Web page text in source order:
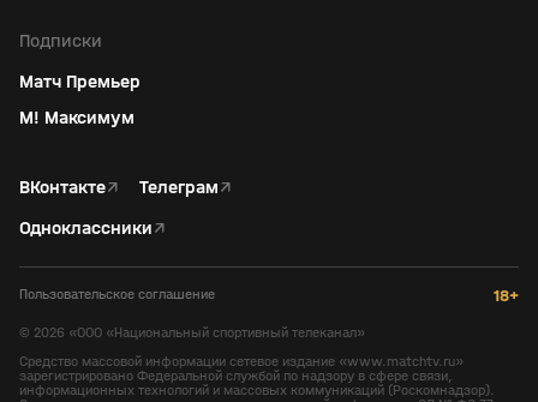
Подписки
Матч Премьер
М! Максимум
ВКонтакте↗ Телеграм↗
Одноклассники↗
Пользовательское соглашение 18+
© 2026 «ООО «Национальный спортивный телеканал»
Средство массовой информации сетевое издание «www.matchtv.ru»
зарегистрировано Федеральной службой по надзору в сфере связи,
информационных технологий и массовых коммуникаций (Роскомнадзор).